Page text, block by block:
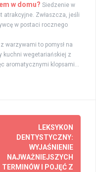
w domu? Siedzenie w
atrakcyjne. Zwłaszcza, jeśli
w postaci rocznego
z warzywami to pomysł na
kuchni wegetariańskiej z
aromatycznymi klopsami...
LEKSYKON
DENTYSTYCZNY:
WYJAŚNIENIE
NAJWAŻNIEJSZYCH
TERMINÓW I POJĘĆ Z